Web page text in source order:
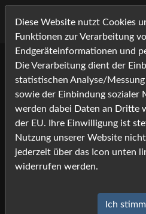
2017
Alt-Oldenburger Stuten
Sudheimer Outdoors
Pony Hannover Schau
Clifden Spring Weekend
Adelheidsdorf Nachkörung
Connemara Hengstschau
Diese Website nutzt Cookies
Funktionen zur Verarbeitung
Endgeräteinformationen und
Die Verarbeitung dient der
statistischen Analyse/
sowie der Einbindung sozialer
werden dabei Daten an Dritte
der EU. Ihre Einwilligung ist
Nutzung unserer Website
jederzeit über das Icon unten
widerrufen werden.
Ich